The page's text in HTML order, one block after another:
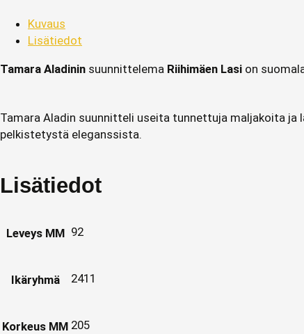
Kuvaus
Lisätiedot
Tamara Aladinin suunnittelema Riihimäen Lasi on
Tamara Aladin suunnitteli useita tunnettuja maljakoita ja
pelkistetystä eleganssista.
Lisätiedot
Leveys MM 92
Ikäryhmä 2411
Korkeus MM 205